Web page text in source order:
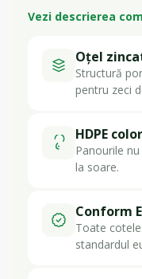
Vezi descrierea
Oțel
Structură
pentru zeci
HDPE
Panourile
la soare.
Conform
Toate
standardul